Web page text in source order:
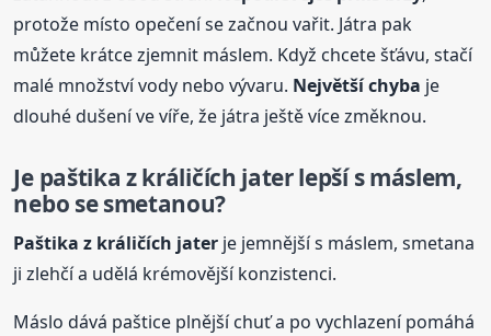
protože místo opečení se začnou vařit. Játra pak
můžete krátce zjemnit máslem. Když chcete šťávu, stačí
malé množství vody nebo vývaru. Největší chyba je
dlouhé dušení ve víře, že játra ještě více změknou.
Je paštika z králičích jater lepší s máslem,
nebo se smetanou?
Paštika z králičích jater je jemnější s máslem, smetana
ji zlehčí a udělá krémovější konzistenci.
Máslo dává paštice plnější chuť a po vychlazení pomáhá